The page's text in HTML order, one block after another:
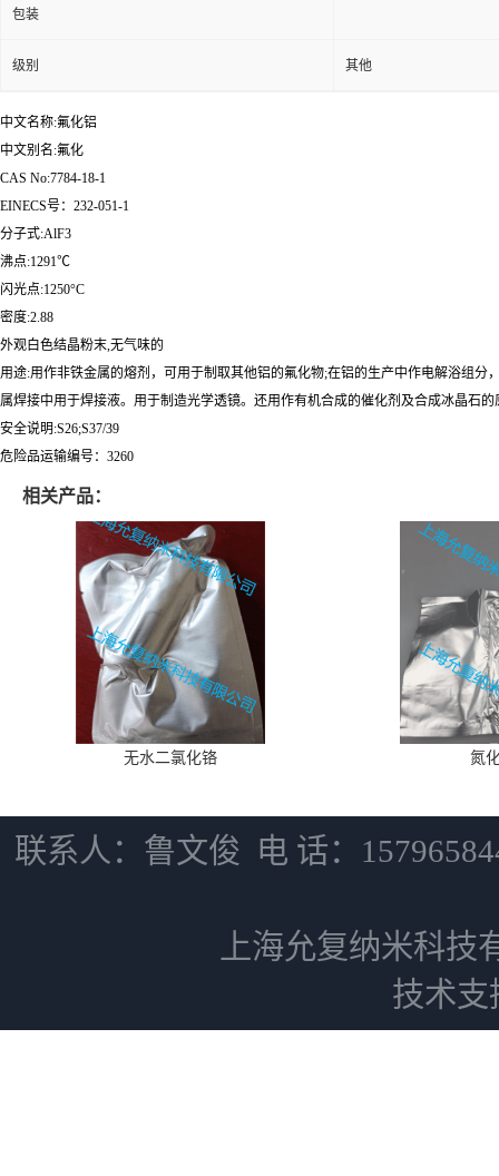
包装
级别 其他
中文名称:氟化铝
中文别名:氟化
CAS No:7784-18-1
EINECS号：232-051-1
分子式:AlF3
沸点:1291℃
闪光点:1250°C
密度:2.88
外观白色结晶粉末,无气味的
用途:用作非铁金属的熔剂，可用于制取其他铝的氟化物;在铝的生产中作电解浴组
属焊接中用于焊接液。用于制造光学透镜。还用作有机合成的催化剂及合成冰晶石的
安全说明:S26;S37/39
危险品运输编号：3260
相关产品：
无水二氯化铬 氮
联系人：鲁文俊 电 话：
上海允复纳米科技
技术